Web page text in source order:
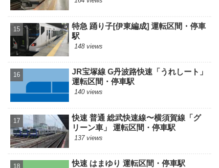
特急 踊り子[伊東編成] 運転区間・停車
駅
148 views
JR宝塚線 G丹波路快速「うれしート」
運転区間・停車駅
140 views
快速 普通 総武快速線〜横須賀線「グ
リーン車」 運転区間・停車駅
137 views
快速 はまゆり 運転区間・停車駅